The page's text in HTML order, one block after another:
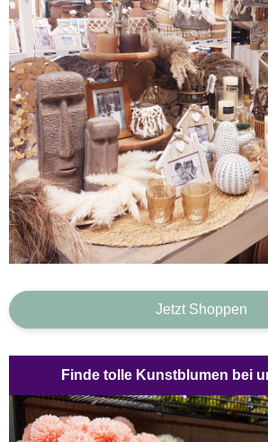
Jetzt Shoppen
Finde tolle Kunstblumen bei